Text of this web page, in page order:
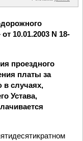
10.01.2003 N 18-
проездного
платы за
в случаях,
Устава,